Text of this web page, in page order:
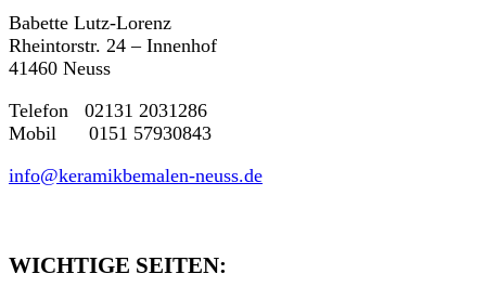
Babette Lutz-Lorenz
Rheintorstr. 24 – Innenhof
41460 Neuss
Telefon 02131 2031286
Mobil 0151 57930843
info@keramikbemalen-neuss.de
WICHTIGE SEITEN: